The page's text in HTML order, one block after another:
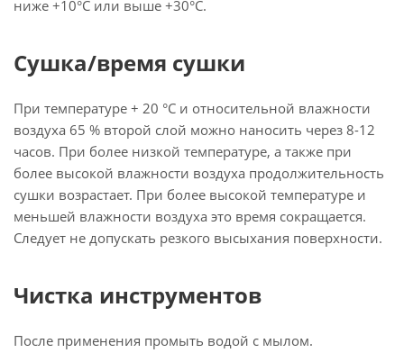
ниже +10°C или выше +30°C.
Сушка/время сушки
При температуре + 20 °C и относительной влажности
воздуха 65 % второй слой можно наносить через 8-12
часов. При более низкой температуре, а также при
более высокой влажности воздуха продолжительность
сушки возрастает. При более высокой температуре и
меньшей влажности воздуха это время сокращается.
Следует не допускать резкого высыхания поверхности.
Чистка инструментов
После применения промыть водой с мылом.